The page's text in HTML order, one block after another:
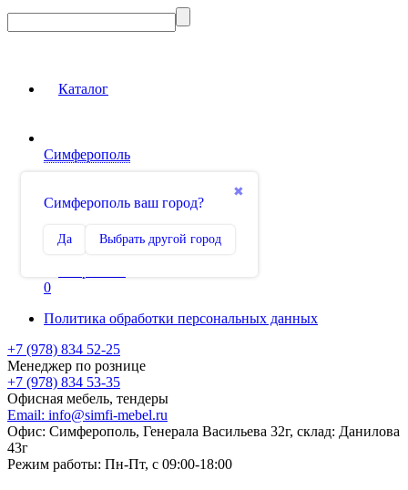
Каталог
Симферополь
✖
Симферополь ваш город?
Да Выбрать другой город
Сравнение
0
Политика обработки персональных данных
+7 (978) 834 52-25
Менеджер по рознице
+7 (978) 834 53-35
Офисная мебель, тендеры
Email: info@simfi-mebel.ru
Офис: Симферополь, Генерала Васильева 32г, склад: Данилова
43г
Режим работы: Пн-Пт, с 09:00-18:00